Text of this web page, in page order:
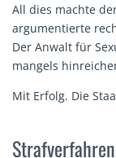
All dies machte
argumentierte
Der Anwalt für
mangels
Mit Erfolg. Die